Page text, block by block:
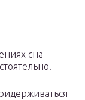
сна